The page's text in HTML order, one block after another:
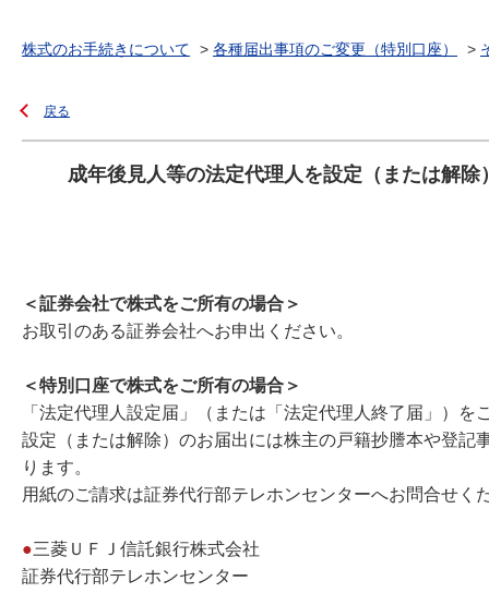
株式のお手続きについて > 各種届出事項のご変更（特別口座） >
戻る
成年後見人等の法定代理人を設定（または解
＜証券会社で株式をご所有の場合＞
お取引のある証券会社へお申出ください。
＜特別口座で株式をご所有の場合＞
「法定代理人設定届」（または「法定代理人終了届」）を
設定（または解除）のお届出には株主の戸籍抄謄本や登
ります。
用紙のご請求は証券代行部テレホンセンターへお問合せく
●三菱ＵＦＪ信託銀行株式会社
証券代行部テレホンセンター